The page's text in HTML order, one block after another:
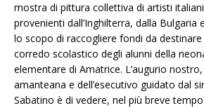
mostra di pittura collettiva di artisti
provenienti dall’Inghilterra, dalla Bulgaria
lo scopo di raccogliere fondi da destinare
corredo scolastico degli alunni della
elementare di Amatrice. L’augurio
amanteana e dell’esecutivo guidato dal
Sabatino è di vedere, nel più breve